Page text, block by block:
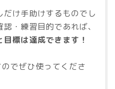
け手助けするものでし
・練習目的であれば、
目標は達成できます！
でぜひ使ってくださ